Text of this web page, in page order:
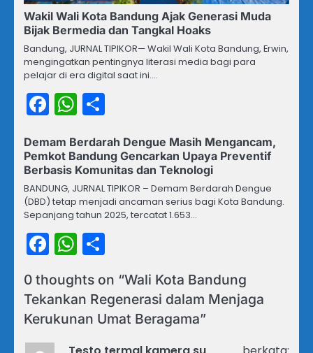
Wakil Wali Kota Bandung Ajak Generasi Muda
Bijak Bermedia dan Tangkal Hoaks
Bandung, JURNAL TIPIKOR— Wakil Wali Kota Bandung, Erwin,
mengingatkan pentingnya literasi media bagi para
pelajar di era digital saat ini.…
Facebook
WhatsApp
Demam Berdarah Dengue Masih Mengancam,
Pemkot Bandung Gencarkan Upaya Preventif
Berbasis Komunitas dan Teknologi
BANDUNG, JURNAL TIPIKOR – Demam Berdarah Dengue
(DBD) tetap menjadi ancaman serius bagi Kota Bandung.
Sepanjang tahun 2025, tercatat 1.653…
Facebook
WhatsApp
0 thoughts on “Wali Kota Bandung
Tekankan Regenerasi dalam Menjaga
Kerukunan Umat Beragama”